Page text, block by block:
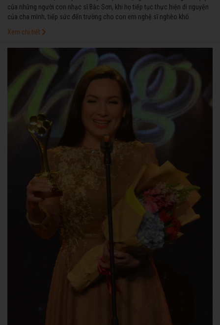
của những người con nhạc sĩ Bắc Sơn, khi họ tiếp tục thực hiện di nguyện
của cha mình, tiếp sức đến trường cho con em nghệ sĩ nghèo khó.
Xem chi tiết